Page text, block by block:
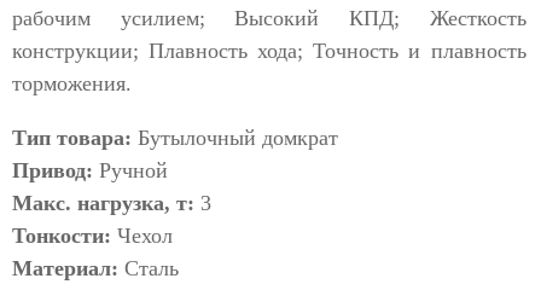
рабочим усилием; Высокий КПД; Жесткость
конструкции; Плавность хода; Точность и плавность
торможения.
Тип товара: Бутылочный домкрат
Привод: Ручной
Макс. нагрузка, т: 3
Тонкости: Чехол
Материал: Сталь